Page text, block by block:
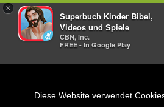
×
Superbuch Kinder Bibel,
Videos und Spiele
CBN, Inc.
FREE - In Google Play
Diese Website verwendet